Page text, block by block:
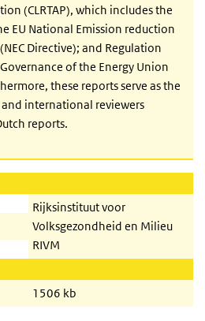
(CLRTAP), which includes the
EU National Emission reduction
Directive); and Regulation
of the Energy Union
these reports serve as the
international reviewers
reports.
Rijksinstituut voor
Volksgezondheid en Milieu
RIVM
1506 kb